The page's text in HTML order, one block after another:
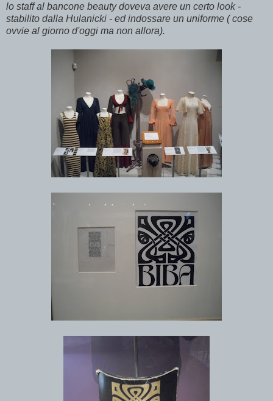
lo staff al bancone beauty doveva avere un certo look -
stabilito dalla Hulanicki - ed indossare un uniforme ( cose
ovvie al giorno d'oggi ma non allora).